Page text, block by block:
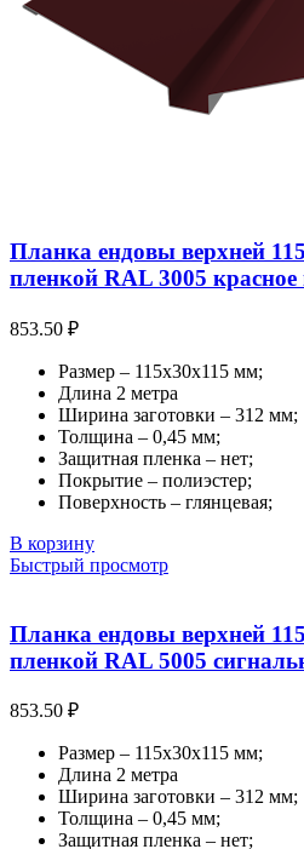
Планка ендовы верхней
пленкой RAL 3005
853.50 ₽
Размер – 115х30х115 мм;
Длина 2 метра
Ширина заготовки – 312 мм;
Толщина – 0,45 мм;
Защитная пленка – нет;
Покрытие – полиэстер;
Поверхность – глянцевая;
В корзину
Быстрый просмотр
Планка ендовы верхней
пленкой RAL 5005
853.50 ₽
Размер – 115х30х115 мм;
Длина 2 метра
Ширина заготовки – 312 мм;
Толщина – 0,45 мм;
Защитная пленка – нет;